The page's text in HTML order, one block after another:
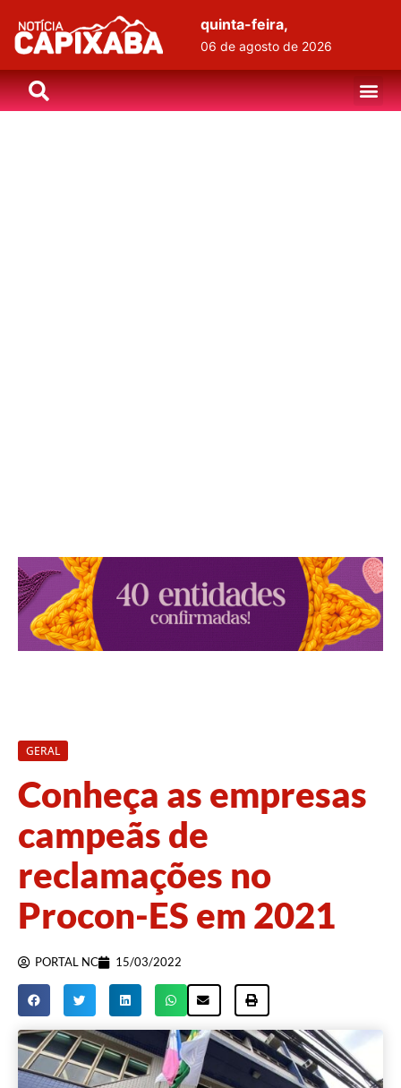
quinta-feira,
06 de agosto de 2026
GERAL
Conheça as empresas
campeãs de
reclamações no
Procon-ES em 2021
PORTAL NC 15/03/2022